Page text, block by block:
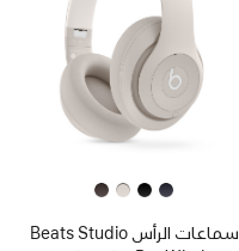
سماعات الرأس Beats Studio